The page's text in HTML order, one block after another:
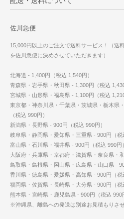
佐川急便
15,000円以上のご注文で送料サービス！（送
を佐川急便に決めさせていただきます）
北海道 - 1,400円（税込 1,540円）
青森県・岩手県・秋田県 - 1,300円（税込 1,430
宮城県・山形県・福島県 - 1,100円（税込 1,210
東京都・神奈川県・千葉県・茨城県・栃木県
（税込 990円）
新潟県・長野県 - 900円（税込 990円）
岐阜県・静岡県・愛知県・三重県 - 900円（税
富山県・石川県・福井県 - 900円（税込 990円）
大阪府・兵庫県・京都府・滋賀県・奈良県・
鳥取県・島根県・岡山県・広島県・山口県 -
香川県・徳島県・愛媛県・高知県 - 900円（税
福岡県・佐賀県・長崎県・大分県 - 900円（税
熊本県・宮崎県・鹿児島県 - 900円（税込 990
※沖縄県、離島への発送は別途お見積もりさ